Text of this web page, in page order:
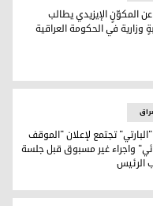
وزارية في الحكومة
المكوّنٍ الإيزيدي يطالب
وزارية في الحكومة العراقية
النهائي" واجراء غير
تجتمع لإعلان "الموقف
واجراء غير مسبوق قبل جلسة
الرئيس